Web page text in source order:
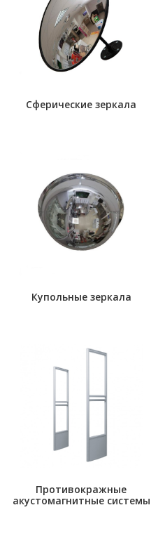
Сферические зеркала
Купольные зеркала
Противокражные
акустомагнитные системы